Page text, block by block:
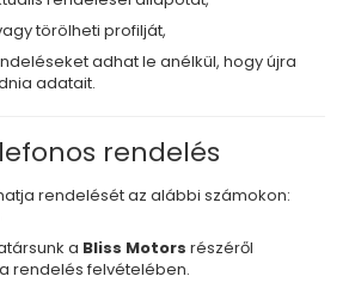
törölheti profilját,
adhat le anélkül, hogy újra
adatait.
rendelés
rendelését az alábbi számokon:
a Bliss Motors részéről
rendelés felvételében.